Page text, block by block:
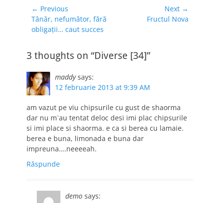
buchet de flori în
valoare de
minim 500 300 de
lei. Arborele va fi
florăriei online.
Fiecare arbore va
avea…
Navigare
în
articole
← Previous
Previous
post:
Tânăr, nefumător, fără
obligaţii… caut succes
Next →
Fructul Nova
3 thoughts on “Diverse [34]”
maddy says:
12 februarie 2013 at 9:39 AM
am vazut pe viu chipsurile cu gust de shaorma
dar nu m`au tentat deloc desi imi plac chipsurile
si imi place si shaorma. e ca si berea cu lamaie.
berea e buna, limonada e buna dar
impreuna….neeeeah.
Răspunde
demo says: